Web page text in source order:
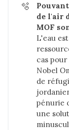
🫧
de l'air
MOF
L'eau
cas
Nobel
de
pénurie
une